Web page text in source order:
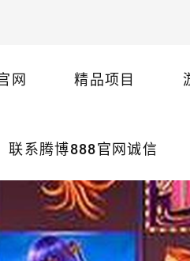
网 精品项目
联系腾博888官网诚信